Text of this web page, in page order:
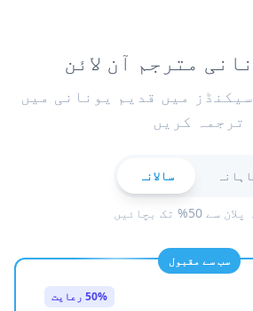
مترجم آن لائن
میں قدیم یونانی میں
ترجمہ کریں
سالانہ
50% تک بچائیں
سب سے مقبول
50% رعایت